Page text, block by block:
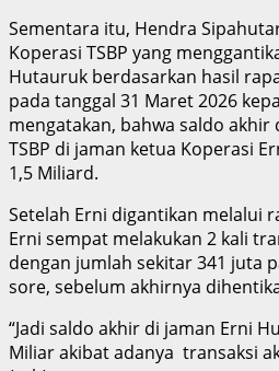
Sementara itu, Hendra
Koperasi TSBP yang
Hutauruk berdasarkan hasil
pada tanggal 31 Maret 2026
mengatakan, bahwa saldo akhir
TSBP di jaman ketua Koperasi
1,5 Miliard.
Setelah Erni digantikan melalui
Erni sempat melakukan 2 kali
dengan jumlah sekitar 341 juta
sore, sebelum akhirnya
“Jadi saldo akhir di jaman Erni
Miliar akibat adanya transaksi